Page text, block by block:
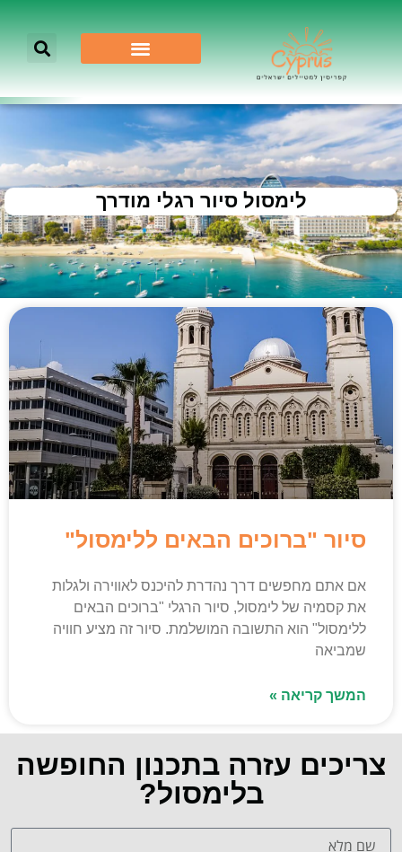
לימסול סיור רגלי מודרך
סיור "ברוכים הבאים ללימסול"
אם אתם מחפשים דרך נהדרת להיכנס לאווירה ולגלות
את קסמיה של לימסול, סיור הרגלי "ברוכים הבאים
ללימסול" הוא התשובה המושלמת. סיור זה מציע חוויה
שמביאה
המשך קריאה »
צריכים עזרה בתכנון החופשה
בלימסול?